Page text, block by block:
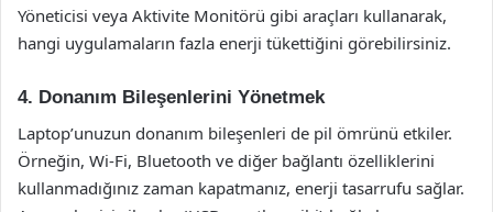
Yöneticisi veya Aktivite Monitörü gibi araçları kullanarak,
hangi uygulamaların fazla enerji tükettiğini görebilirsiniz.
4. Donanım Bileşenlerini Yönetmek
Laptop’unuzun donanım bileşenleri de pil ömrünü etkiler.
Örneğin, Wi-Fi, Bluetooth ve diğer bağlantı özelliklerini
kullanmadığınız zaman kapatmanız, enerji tasarrufu sağlar.